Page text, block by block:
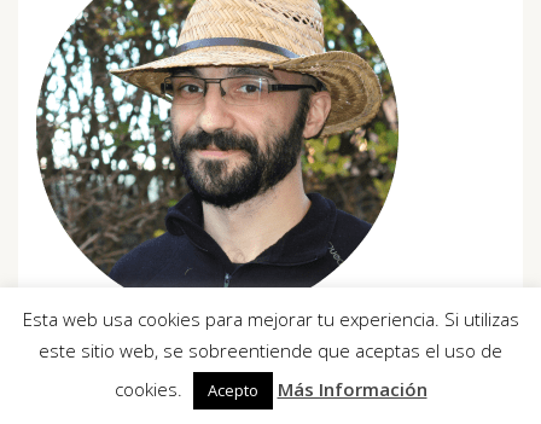
¡Hola! Soy Luis Martínez-Zaporta (Luis Maza en
Facebook), y quiero utilizar este espacio para
hablarte de ecología, agricultura ecológica,
Esta web usa cookies para mejorar tu experiencia. Si utilizas
este sitio web, se sobreentiende que aceptas el uso de
cookies.
Acepto Más Información